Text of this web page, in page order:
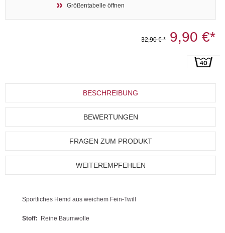
Größentabelle öffnen
32,90 € * 9,90 €*
BESCHREIBUNG
BEWERTUNGEN
FRAGEN ZUM PRODUKT
WEITEREMPFEHLEN
Sportliches Hemd aus weichem Fein-Twill
Stoff: Reine Baumwolle